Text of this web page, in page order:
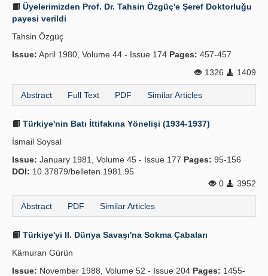
Üyelerimizden Prof. Dr. Tahsin Özgüç'e Şeref Doktorluğu
payesi verildi
Tahsin Özgüç
Issue: April 1980, Volume 44 - Issue 174 Pages: 457-457
1326
1409
Abstract Full Text PDF Similar Articles
Türkiye'nin Batı İttifakına Yönelişi (1934-1937)
İsmail Soysal
Issue: January 1981, Volume 45 - Issue 177 Pages: 95-156
DOI: 10.37879/belleten.1981.95
0
3952
Abstract PDF Similar Articles
Türkiye'yi II. Dünya Savaşı'na Sokma Çabaları
Kâmuran Gürün
Issue: November 1988, Volume 52 - Issue 204 Pages: 1455-